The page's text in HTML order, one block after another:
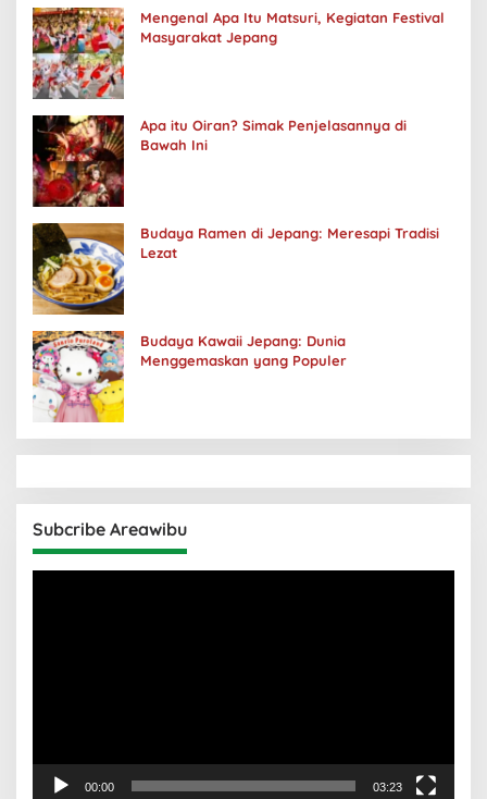
Mengenal Apa Itu Matsuri, Kegiatan Festival
Masyarakat Jepang
Apa itu Oiran? Simak Penjelasannya di
Bawah Ini
Budaya Ramen di Jepang: Meresapi Tradisi
Lezat
Budaya Kawaii Jepang: Dunia
Menggemaskan yang Populer
Subcribe Areawibu
00:00 03:23